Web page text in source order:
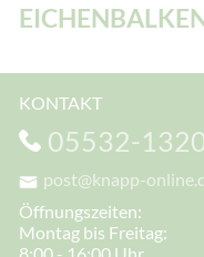
KONTAKT
05532-
post@knapp-
Öffnungszeiten:
Montag bis Freitag: